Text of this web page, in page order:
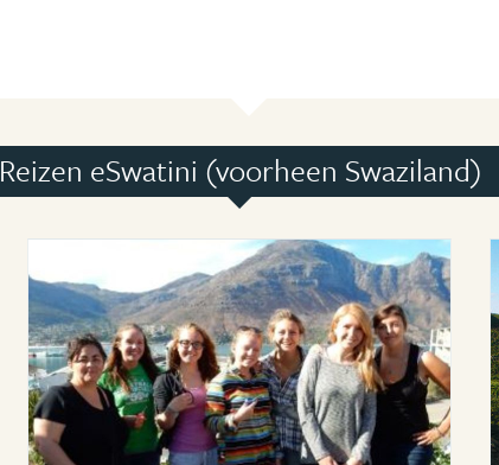
Reizen eSwatini (voorheen Swaziland)